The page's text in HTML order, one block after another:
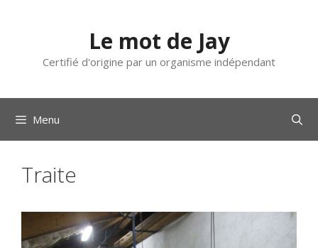
Le mot de Jay
Certifié d'origine par un organisme indépendant
Menu
Traite